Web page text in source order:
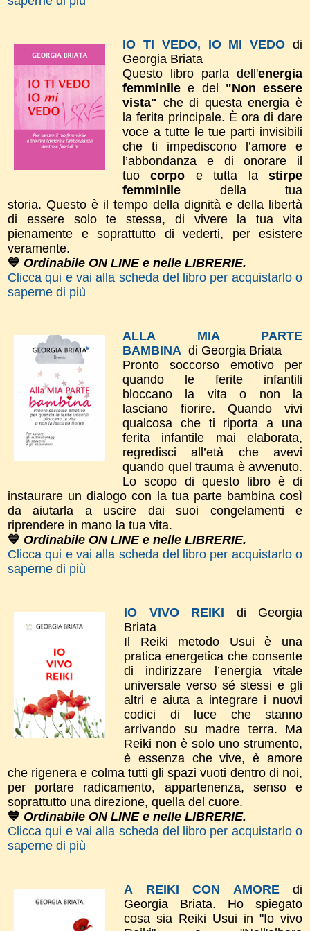
IO TI VEDO, IO MI VEDO di
Georgia Briata
Questo libro parla dell'energia
femminilee del "Non essere
vista" che di questa energia è
la ferita principale. È ora di dare
voce a tutte le tue parti invisibili
che ti impediscono l’amore e
l’abbondanza e di onorare il
tuocorpo e tutta lastirpe
femminile della tua
storia. Questo è il tempo della dignità e della libertà
di essere solo te stessa, di vivere la tua vita
pienamente e soprattutto di vederti, per esistere
veramente.
💙 Ordinabile ON LINE e nelle LIBRERIE.
Clicca qui e vai alla scheda del libro per acquistarlo o
saperne di più
ALLA MIA PARTE
BAMBINA di Georgia Briata
Pronto soccorso emotivo per
quando le ferite infantili
bloccano la vita o non la
lasciano fiorire. Quando vivi
qualcosa che ti riporta a una
ferita infantile mai elaborata,
regredisci all’età che avevi
quando quel trauma è avvenuto.
Lo scopo di questo libro è di
instaurare un dialogo con la tua parte bambina così
da aiutarla a uscire dai suoi congelamenti e
riprendere in mano la tua vita.
💙 Ordinabile ON LINE e nelle LIBRERIE.
Clicca qui e vai alla scheda del libro per acquistarlo o
saperne di più
IO VIVO REIKI di Georgia
Briata
Il Reiki metodo Usui è una
pratica energetica che consente
di indirizzare l’energia vitale
universale verso sé stessi e gli
altri e aiuta a integrare i nuovi
codici di luce che stanno
arrivando su madre terra. Ma
Reiki non è solo uno strumento,
è essenza che vive, è amore
che rigenera e colma tutti gli spazi vuoti dentro di noi,
per portare radicamento, appartenenza, senso e
soprattutto una direzione, quella del cuore.
💙 Ordinabile ON LINE e nelle LIBRERIE.
Clicca qui e vai alla scheda del libro per acquistarlo o
saperne di più
A REIKI CON AMOREdi
Georgia Briata. Ho spiegato
cosa sia Reiki Usui in "Io vivo